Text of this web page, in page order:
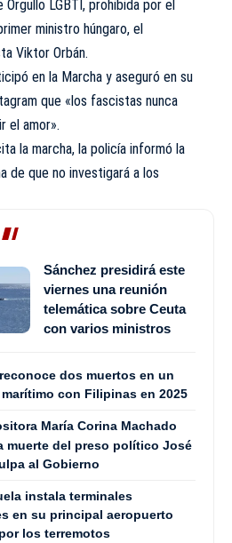
Orgullo LGBTI, prohibida por el
ministro húngaro, el
Viktor Orbán.
en la Marcha y aseguró en su
que «los fascistas nunca
el amor».
la marcha, la policía informó la
de que no investigará a los
Sánchez presidirá este
viernes una reunión
telemática sobre Ceuta
con varios ministros
dos muertos en un
con Filipinas en 2025
María Corina Machado
muerte del preso político José
al Gobierno
instala terminales
en su principal aeropuerto
los terremotos